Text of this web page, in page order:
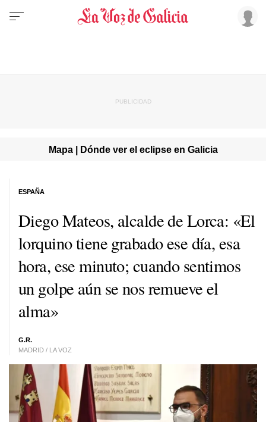
Mapa | Dónde ver el eclipse en Galicia
Diego Mateos, alcalde de Lorca: «El
lorquino tiene grabado ese día, esa
hora, ese minuto; cuando sentimos
un golpe aún se nos remueve el
alma»
G.R.
MADRID / LA VOZ
ESPAÑA